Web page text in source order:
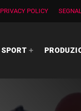
PRIVACY POLICY
SPORT